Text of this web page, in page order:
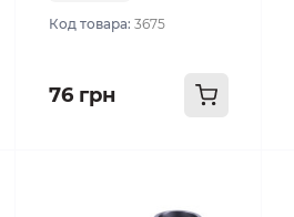
Код товара: 3675
76 грн